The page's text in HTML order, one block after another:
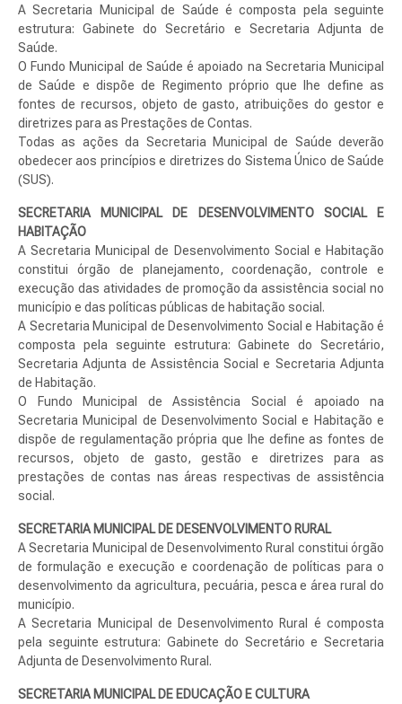
A Secretaria Municipal de Saúde é composta pela seguinte
estrutura: Gabinete do Secretário e Secretaria Adjunta de
Saúde.
O Fundo Municipal de Saúde é apoiado na Secretaria Municipal
de Saúde e dispõe de Regimento próprio que lhe define as
fontes de recursos, objeto de gasto, atribuições do gestor e
diretrizes para as Prestações de Contas.
Todas as ações da Secretaria Municipal de Saúde deverão
obedecer aos princípios e diretrizes do Sistema Único de Saúde
(SUS).
SECRETARIA MUNICIPAL DE DESENVOLVIMENTO SOCIAL E
HABITAÇÃO
A Secretaria Municipal de Desenvolvimento Social e Habitação
constitui órgão de planejamento, coordenação, controle e
execução das atividades de promoção da assistência social no
município e das políticas públicas de habitação social.
A Secretaria Municipal de Desenvolvimento Social e Habitação é
composta pela seguinte estrutura: Gabinete do Secretário,
Secretaria Adjunta de Assistência Social e Secretaria Adjunta
de Habitação.
O Fundo Municipal de Assistência Social é apoiado na
Secretaria Municipal de Desenvolvimento Social e Habitação e
dispõe de regulamentação própria que lhe define as fontes de
recursos, objeto de gasto, gestão e diretrizes para as
prestações de contas nas áreas respectivas de assistência
social.
SECRETARIA MUNICIPAL DE DESENVOLVIMENTO RURAL
A Secretaria Municipal de Desenvolvimento Rural constitui órgão
de formulação e execução e coordenação de políticas para o
desenvolvimento da agricultura, pecuária, pesca e área rural do
município.
A Secretaria Municipal de Desenvolvimento Rural é composta
pela seguinte estrutura: Gabinete do Secretário e Secretaria
Adjunta de Desenvolvimento Rural.
SECRETARIA MUNICIPAL DE EDUCAÇÃO E CULTURA